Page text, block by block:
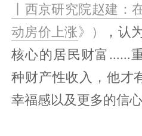
丨西京研究院赵建：
动房价上涨》）
，认
核心的居民财富……
种财产性收入，他才
幸福感以及更多的信心